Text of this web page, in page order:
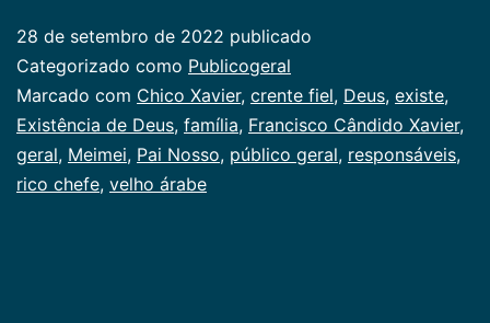
28 de setembro de 2022 publicado
Categorizado como Publicogeral
Marcado com Chico Xavier, crente fiel, Deus, existe,
Existência de Deus, família, Francisco Cândido Xavier,
geral, Meimei, Pai Nosso, público geral, responsáveis,
rico chefe, velho árabe